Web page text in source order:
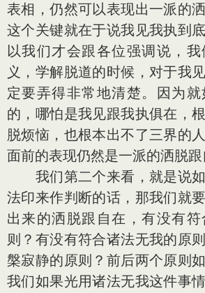
表相，仍然可以表现出一派的
这个关键就在于说我见我执到
以我们才会跟各位强调说，
义，学解脱道的时候，对于我
定要弄得非常地清楚。因为
的，哪怕是我见跟我执俱在，
脱烦恼，也根本出不了三界的
面前的表现仍然是一派的洒脱跟
我们第二个来看，就是说如
法印来作判断的话，那我们就
出来的洒脱跟自在，有没有
则？有没有符合诸法无我的原
槃寂静的原则？前后两个原则
我们如果光用诸法无我这件事